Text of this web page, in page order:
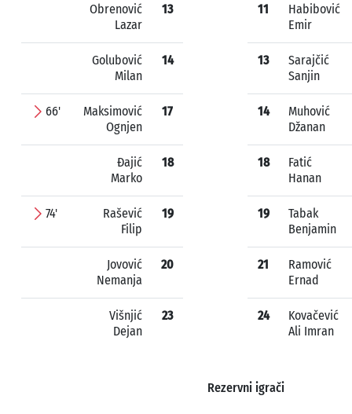
Obrenović
Lazar
13
Golubović
Milan
14
66'
Maksimović
Ognjen
17
Đajić
Marko
18
74'
Rašević
Filip
19
Jovović
Nemanja
20
Višnjić
Dejan
23
11
Habibović
Emir
13
Sarajčić
Sanjin
14
Muhović
Džanan
18
Fatić
Hanan
19
Tabak
Benjamin
21
Ramović
Ernad
24
Kovačević
Ali Imran
Rezervni igrači